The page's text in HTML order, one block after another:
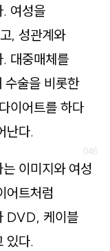
여성을
, 성관계와
대중매체를
수술을 비롯한
이어트를 하다
난다.
이미지와 여성
어트처럼
DVD, 케이블
있다.